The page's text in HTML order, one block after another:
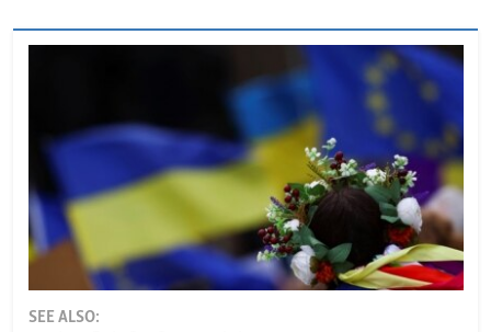
SEE ALSO: